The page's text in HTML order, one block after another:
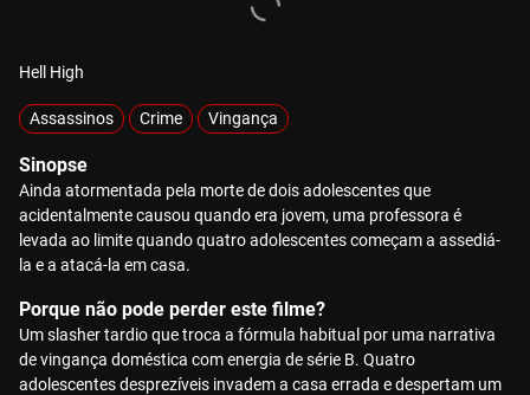
Hell High
Assassinos Crime Vingança
Sinopse
Ainda atormentada pela morte de dois adolescentes que
acidentalmente causou quando era jovem, uma professora é
levada ao limite quando quatro adolescentes começam a assediá-
la e a atacá-la em casa.
Porque não pode perder este filme?
Um slasher tardio que troca a fórmula habitual por uma narrativa
de vingança doméstica com energia de série B. Quatro
adolescentes desprezíveis invadem a casa errada e despertam um